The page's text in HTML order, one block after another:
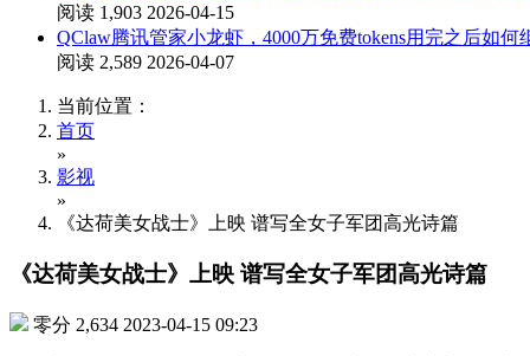
阅读 1,903 2026-04-15
QClaw腾讯管家小龙虾，4000万免费tokens用完之后如何
阅读 2,589 2026-04-07
当前位置：
首页
»
影视
»
《达荷美女战士》上映 谱写全女子军团高光诗篇
《达荷美女战士》上映 谱写全女子军团高光诗篇
零分 2,634 2023-04-15 09:23